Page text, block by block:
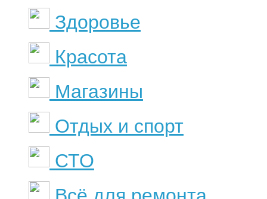
Здоровье
Красота
Магазины
Отдых и спорт
СТО